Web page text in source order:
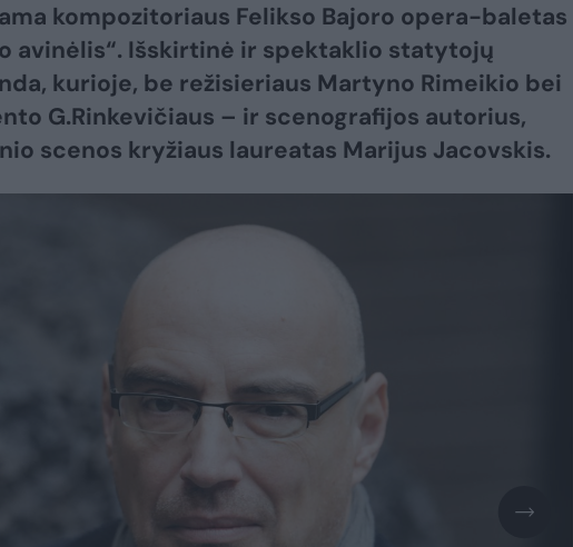
kompozitoriaus Felikso Bajoro opera-baletas
avinėlis“. Išskirtinė ir spektaklio statytojų
kurioje, be režisieriaus Martyno Rimeikio bei
G.Rinkevičiaus – ir scenografijos autorius,
scenos kryžiaus laureatas Marijus Jacovskis.